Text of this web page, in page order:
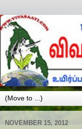
NOVEMBER 15, 2012